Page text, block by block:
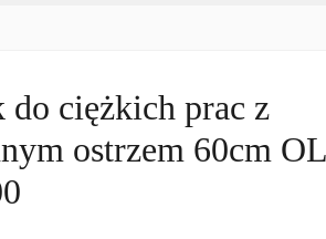
do ciężkich prac z
ostrzem 60cm